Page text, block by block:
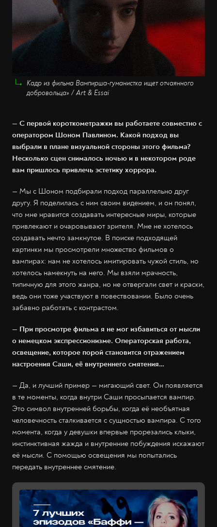
Кадр из фильма Вампирша-гуманистка ищет отчаянного
добровольца» / Art & Essai
— С первой короткометражки вы работаете совместно с
оператором Шоном Павлином. Какой подход вы
выбрали в плане визуальной стороны этого фильма?
Несколько сцен снималось ночью и в некотором роде
вам пришлось привлечь эстетику хоррора.
— Мы с Шоном подбирали подход параллельно друг
другу. Я поделилась с ним своим видением, и он понял,
что мне нравится создавать интересные миры, которые
привлекают и очаровывают зрителя. Мне не хотелось
создавать нечто замкнутое. В поиске подходящей
картинки мы просмотрели множество фильмов о
вампирах: нам не хотелось имитировать чужой стиль, но
хотелось намекнуть на него. Мы взяли мрачность,
типичную для этого жанра, но не отвергали свет и краски,
ведь они тоже участвуют в повествовании. Было очень
забавно работать с контрастом.
— При просмотре фильма я не мог избавиться от мысли
о немецком экспрессионизме. Операторская работа,
освещение, которое порой становится отражением
настроения Саши, её внутреннего смятения…
— Да, и лучший пример — мигающий свет. Он появляется
в те моменты, когда внутри Саши просыпается вампир.
Это символ внутренней борьбы, когда её необъятная
человечность сталкивается с сущностью вампира. С того
момента, когда у девушки впервые прорезались клыки,
инстинктивная жажда и внутренние побуждения искажают
её мысли. С помощью освещения мы попытались
передать внутреннее смятение.